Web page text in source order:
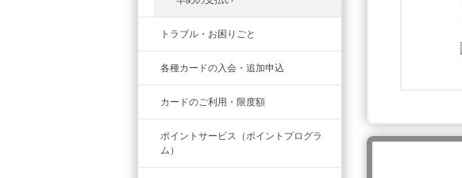
トラブル・お困りごと
各種カードの入会・追加申込
カードのご利用・限度額
ポイントサービス（ポイントプログラ
ム）